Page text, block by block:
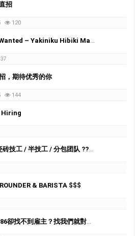
招
120
– Yakiniku Hibiki Mango Hill
，期待优秀的你
144
Hiring
工 / 半技工 / 分包团队 ????????
& BARISTA $$$
主？找我們就對了。我們是QLD最大的養老院雇主